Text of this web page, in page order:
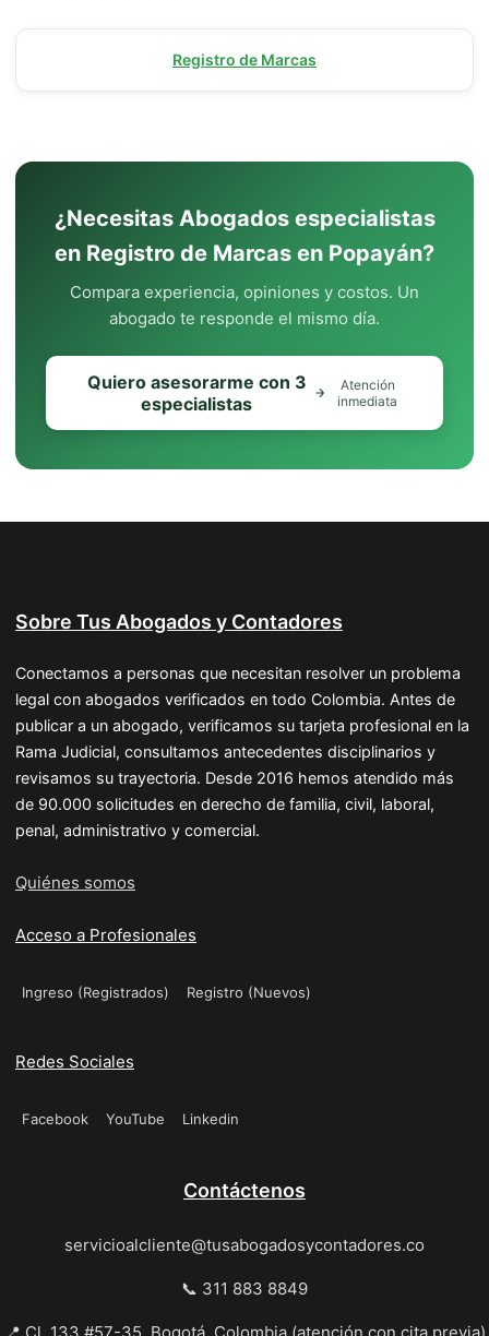
Registro de Marcas
¿Necesitas Abogados especialistas
en Registro de Marcas en Popayán?
Compara experiencia, opiniones y costos. Un
abogado te responde el mismo día.
Quiero asesorarme con 3
especialistas
Atención
inmediata
Sobre Tus Abogados y Contadores
Conectamos a personas que necesitan resolver un problema
legal con abogados verificados en todo Colombia. Antes de
publicar a un abogado, verificamos su tarjeta profesional en la
Rama Judicial, consultamos antecedentes disciplinarios y
revisamos su trayectoria. Desde 2016 hemos atendido más
de 90.000 solicitudes en derecho de familia, civil, laboral,
penal, administrativo y comercial.
Quiénes somos
Acceso a Profesionales
Ingreso (Registrados) Registro (Nuevos)
Redes Sociales
Facebook YouTube Linkedin
Contáctenos
servicioalcliente@tusabogadosycontadores.co
📞 311 883 8849